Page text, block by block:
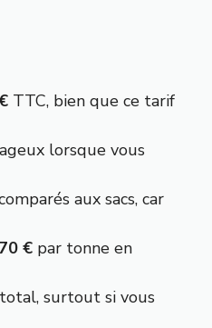
TTC, bien que ce tarif
lorsque vous
aux sacs, car
€ par tonne en
surtout si vous